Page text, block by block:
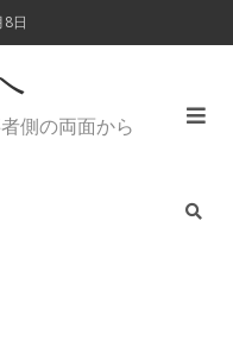
日
側の両面から